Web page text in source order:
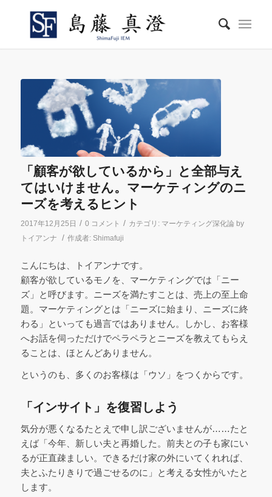
「顧客が欲しているから」と全部与え
てはいけません。マーケティングのニ
ーズを考えるヒント
2017年12月25日 / 0 コメント / カテゴリ: マーケティング深化論 by
トイアンナ
/ 作成者: Shimafuji
こんにちは、トイアンナです。
顧客が欲しているモノを、マーケティングでは「ニー
ズ」と呼びます。ニーズを満たすことは、売上の至上命
題。マーケティングとは「ニーズに始まり、ニーズに終
わる」といっても過言ではありません。しかし、お客様
へお話を伺っただけでペラペラとニーズを教えてもらえ
ることは、ほとんどありません。
というのも、多くのお客様は「ウソ」をつくからです。
「インサイト」を復習しよう
気分が悪くなるたとえで申し訳ございませんが……たと
えば「今年、新しい夫と再婚した。前夫との子も家にい
るが正直疎ましい。できるだけ家の外にいてくれれば、
夫とふたりきりで過ごせるのに」と考える女性がいたと
します。